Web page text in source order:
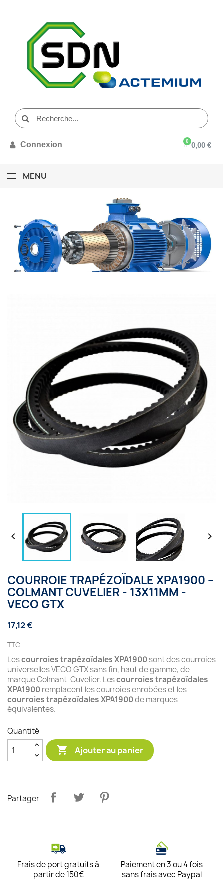
Connexion 0,00 €
MENU
 
COURROIE TRAPÉZOÏDALE XPA1900 –
COLMANT CUVELIER - 13X11MM -
VECO GTX
17,12 €
TTC
Lescourroies trapézoïdales XPA1900sont des courroies
universelles VECO GTX sans fin, haut de gamme, de
marque Colmant-Cuvelier. Lescourroiestrapézoïdales
XPA1900remplacent les courroies enrobées et les
courroies trapézoïdales XPA1900de marques
équivalentes.
Quantité
 Ajouter au panier
Partager
Frais de port gratuits à
partir de 150€
Paiement en 3 ou 4 fois
sans frais avec Paypal